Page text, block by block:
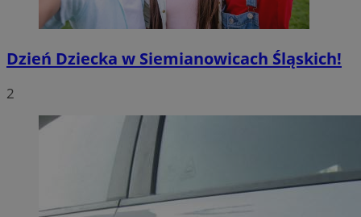
Dzień Dziecka w Siemianowicach Śląskich!
2